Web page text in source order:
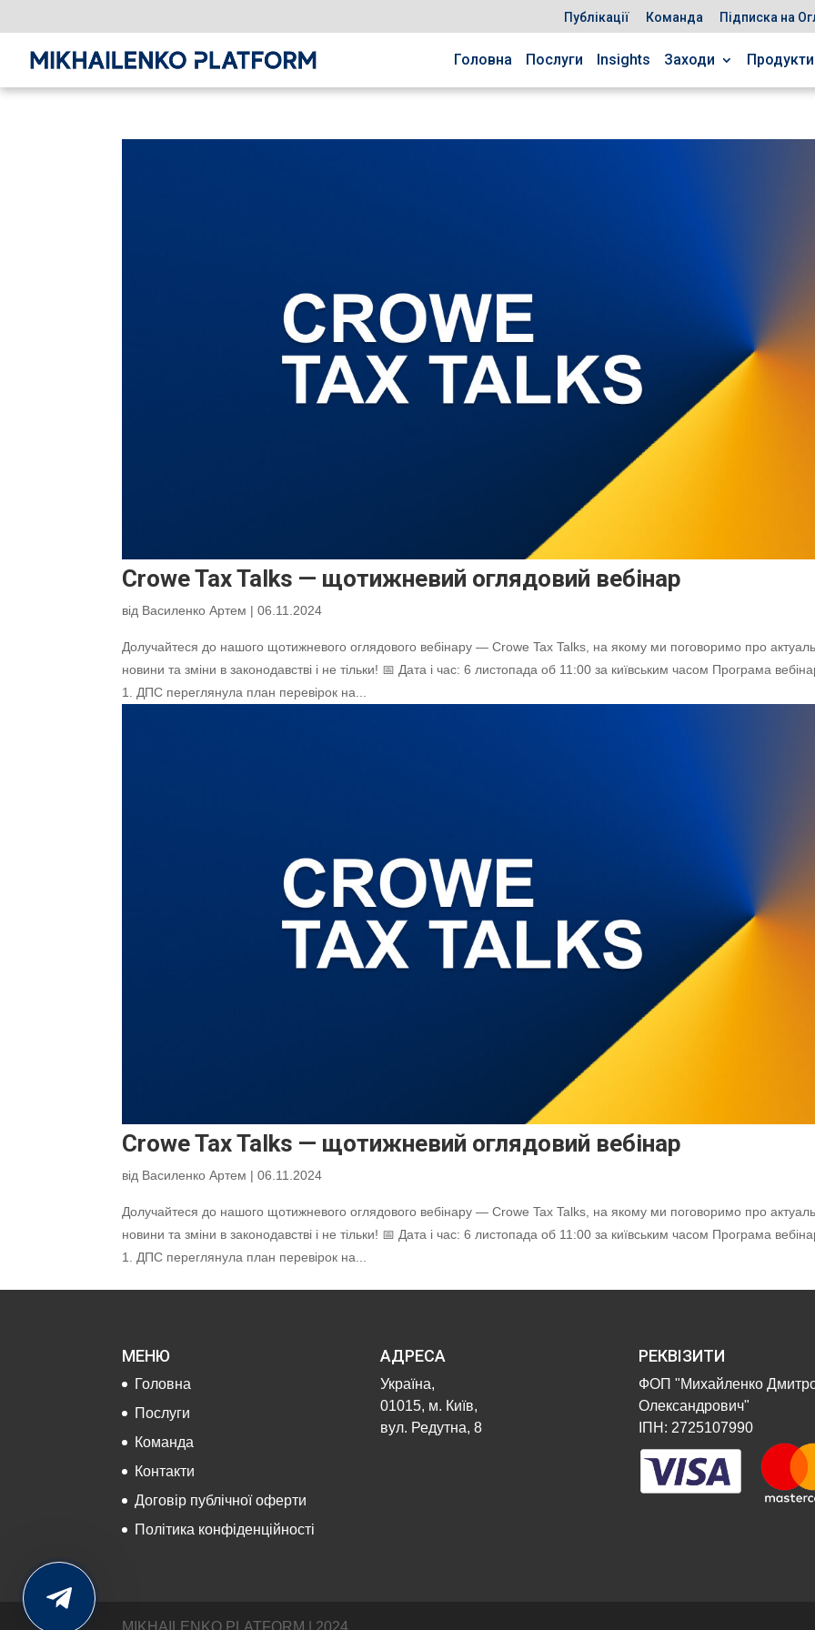
Публікації Команда Підписка на
Головна Послуги Insights Заходи Продукти
Crowe Tax Talks — щотижневий оглядовий вебінар
від Василенко Артем |06.11.2024
Долучайтеся до нашого щотижневого оглядового вебінару — Crowe Tax Talks, на якому ми поговоримо про
новини та зміни в законодавстві і не тільки! 📅 Дата і час: 6 листопада об 11:00 за київським часом Програма
1. ДПС переглянула план перевірок на...
Crowe Tax Talks — щотижневий оглядовий вебінар
від Василенко Артем |06.11.2024
Долучайтеся до нашого щотижневого оглядового вебінару — Crowe Tax Talks, на якому ми поговоримо про
новини та зміни в законодавстві і не тільки! 📅 Дата і час: 6 листопада об 11:00 за київським часом Програма
1. ДПС переглянула план перевірок на...
МЕНЮ
Головна
Послуги
Команда
Контакти
Договір публічної оферти
Політика конфіденційності
АДРЕСА
Україна,
01015, м. Київ,
вул. Редутна, 8
РЕКВІЗИТИ
ФОП "Михайленко
Олександрович"
ІПН: 2725107990